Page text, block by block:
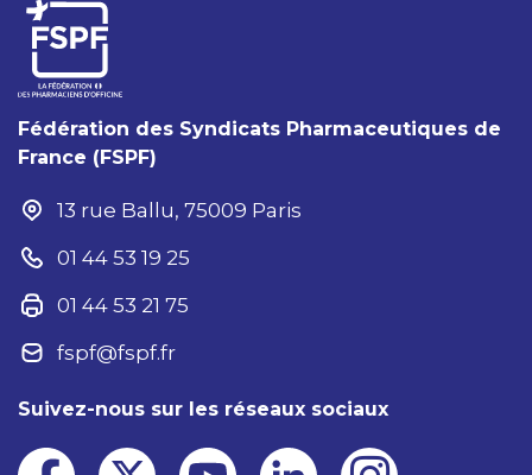
Fédération des Syndicats Pharmaceutiques de
France (FSPF)
13 rue Ballu, 75009 Paris
01 44 53 19 25
01 44 53 21 75
fspf@fspf.fr
Suivez-nous sur les réseaux sociaux